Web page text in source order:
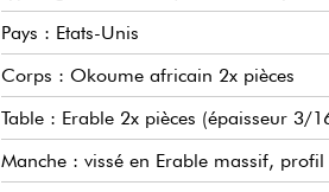
Pays : Etats-Unis
Corps : Okoume africain 2x pièces
Table : Erable 2x pièces (épaisseur 3/
Manche : vissé en Erable massif,